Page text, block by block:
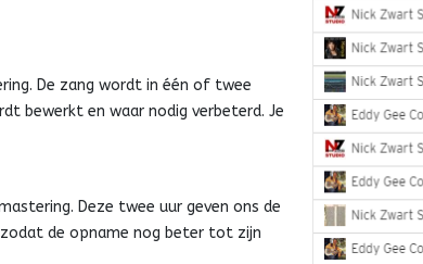
De zang wordt in één of twee
bewerkt en waar nodig verbeterd. Je
Deze twee uur geven ons de
de opname nog beter tot zijn